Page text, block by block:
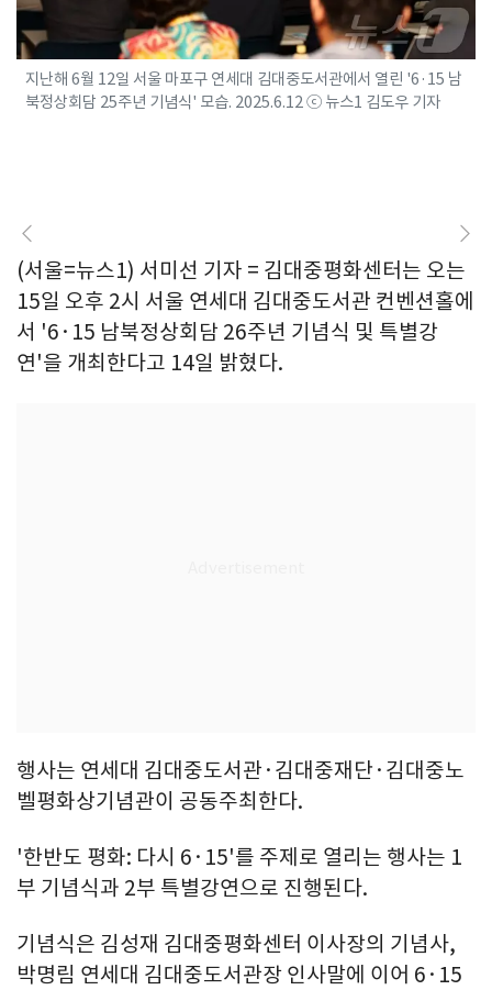
지난해 6월 12일 서울 마포구 연세대 김대중도서관에서 열린 '6·15 남
북정상회담 25주년 기념식' 모습. 2025.6.12 ⓒ 뉴스1 김도우 기자
(서울=뉴스1) 서미선 기자 = 김대중평화센터는 오는
15일 오후 2시 서울 연세대 김대중도서관 컨벤션홀에
서 '6·15 남북정상회담 26주년 기념식 및 특별강
연'을 개최한다고 14일 밝혔다.
행사는 연세대 김대중도서관·김대중재단·김대중노
벨평화상기념관이 공동주최한다.
'한반도 평화: 다시 6·15'를 주제로 열리는 행사는 1
부 기념식과 2부 특별강연으로 진행된다.
기념식은 김성재 김대중평화센터 이사장의 기념사,
박명림 연세대 김대중도서관장 인사말에 이어 6·15